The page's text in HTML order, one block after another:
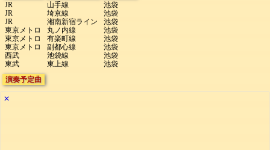
JR
JR
JR
東京メトロ
東京メトロ
東京メトロ
西武
東武
山手線
埼京線
湘南新宿ライン
丸ノ内線
有楽町線
副都心線
池袋線
東上線
池袋
池袋
池袋
池袋
池袋
池袋
池袋
池袋
演奏予定曲
✕